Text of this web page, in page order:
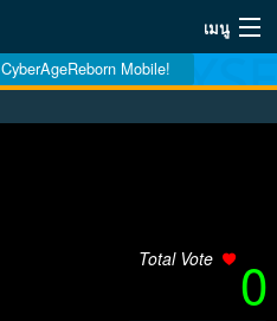
เมนู
CyberAgeReborn Mobile!
Total Vote 0